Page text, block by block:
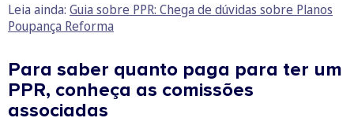
Leia ainda: Guia sobre PPR: Chega de dúvidas sobre Planos
Poupança Reforma
Para saber quanto paga para ter um
PPR, conheça as comissões
associadas